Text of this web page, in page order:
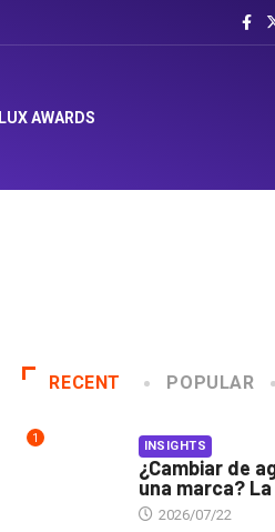
LUX AWARDS
RECENT POPULAR
1 INSIGHTS
¿Cambiar de
una marca?
2026/07/22